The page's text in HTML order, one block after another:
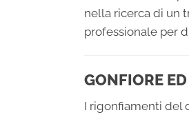
nella ricerca di un
professionale per
GONFIORE
I rigonfiamenti del